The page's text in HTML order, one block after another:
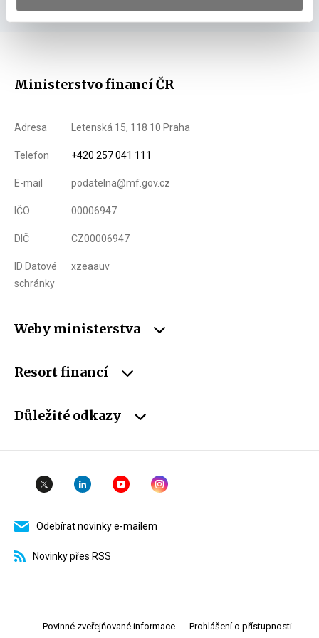
Ministerstvo financí ČR
Adresa Letenská 15, 118 10 Praha
Telefon +420 257 041 111
E-mail podatelna@mf.gov.cz
IČO 00006947
DIČ CZ00006947
ID Datové
schránky
xzeaauv
Weby ministerstva
Resort financí
Důležité odkazy
Odebírat novinky e-mailem
Novinky přes RSS
Povinné zveřejňované informace Prohlášení o přístupnosti